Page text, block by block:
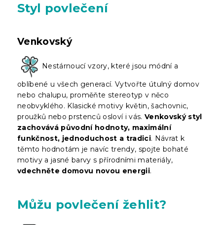
Styl povlečení
Venkovský
Nestárnoucí vzory, které jsou módní a
oblíbené u všech generací. Vytvořte útulný domov
nebo chalupu, proměňte stereotyp v něco
neobvyklého. Klasické motivy květin, šachovnic,
proužků nebo prstenců osloví i vás. Venkovský styl
zachovává původní hodnoty, maximální
funkčnost, jednoduchost a tradici. Návrat k
těmto hodnotám je navíc trendy, spojte bohaté
motivy a jasné barvy s přírodními materiály,
vdechněte domovu novou energii.
Můžu povlečení žehlit?